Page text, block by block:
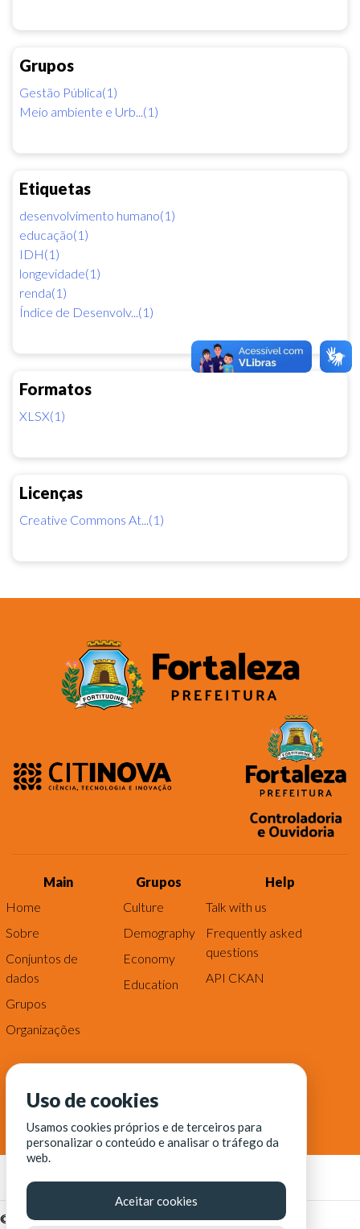
Grupos
Gestão Pública(1)
Meio ambiente e Urb...(1)
Etiquetas
desenvolvimento humano(1)
educação(1)
IDH(1)
longevidade(1)
renda(1)
Índice de Desenvolv...(1)
Formatos
XLSX(1)
Licenças
Creative Commons At...(1)
Main
Home
Sobre
Conjuntos de
dados
Grupos
Organizações
Grupos
Culture
Demography
Economy
Education
Help
Talk with us
Frequently asked
questions
API CKAN
© Fortaleza Digital || CITINOVA - Fundação de Ciência,
Uso de cookies
Usamos cookies próprios e de terceiros para
personalizar o conteúdo e analisar o tráfego da
web.
Aceitar cookies